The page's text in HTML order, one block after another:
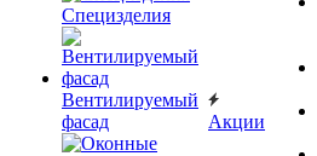
Специзделия
Вентилируемый
фасад
Акции